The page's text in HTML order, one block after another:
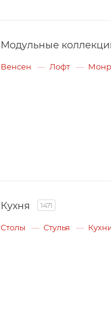
Модульные
Венсен Лофт
Кухня 1471
Столы Стулья